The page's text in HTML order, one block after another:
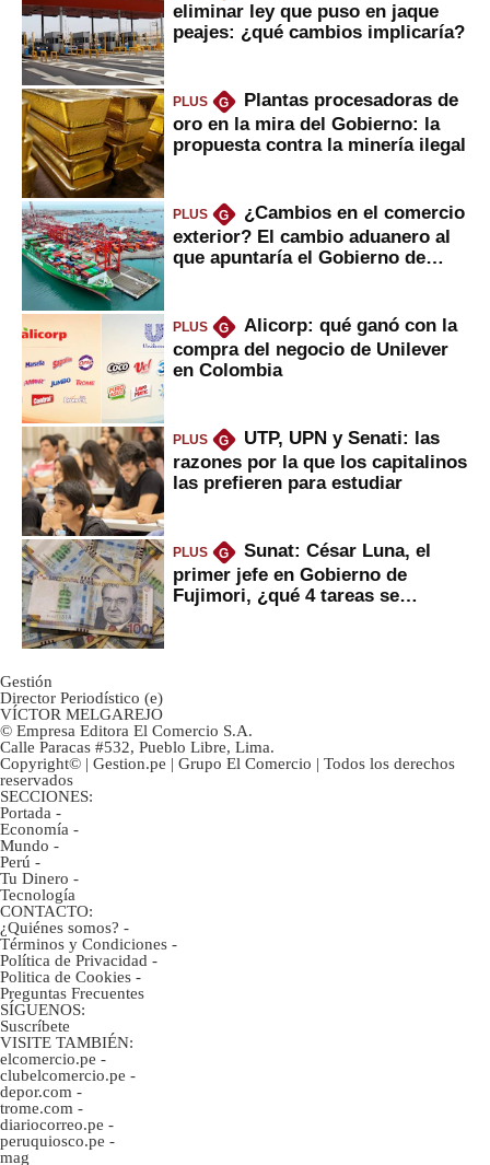
eliminar ley que puso en jaque
peajes: ¿qué cambios implicaría?
PLUS G
Plantas procesadoras de
oro en la mira del Gobierno: la
propuesta contra la minería ilegal
PLUS G
¿Cambios en el comercio
exterior? El cambio aduanero al
que apuntaría el Gobierno de
PLUS G
Alicorp: qué ganó con la
compra del negocio de Unilever
en Colombia
PLUS G
UTP, UPN y Senati: las
razones por la que los capitalinos
las prefieren para estudiar
PLUS G
Sunat: César Luna, el
primer jefe en Gobierno de
Fujimori, ¿qué 4 tareas se
Gestión
Director Periodístico (e)
VÍCTOR MELGAREJO
© Empresa Editora El Comercio S.A.
Calle Paracas #532, Pueblo Libre, Lima.
Copyright© | Gestion.pe | Grupo El Comercio | Todos los derechos
reservados
SECCIONES:
Portada -
Economía -
Mundo -
Perú -
Tu Dinero -
Tecnología
CONTACTO:
¿Quiénes somos? -
Términos y Condiciones -
Política de Privacidad -
Politica de Cookies -
Preguntas Frecuentes
SÍGUENOS:
Suscríbete
VISITE TAMBIÉN:
elcomercio.pe -
clubelcomercio.pe -
depor.com -
trome.com -
diariocorreo.pe -
peruquiosco.pe -
mag